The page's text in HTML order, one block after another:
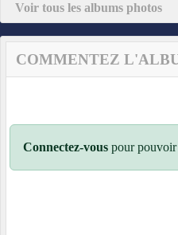
Voir tous les albums photos
COMMENTEZ
Connectez-vous pour pouvoir